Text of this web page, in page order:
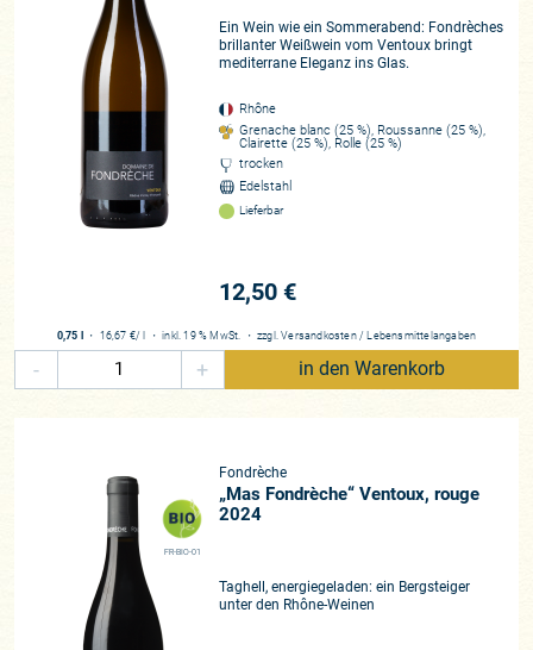
Ein Wein wie ein Sommerabend: Fondrèches
brillanter Weißwein vom Ventoux bringt
mediterrane Eleganz ins Glas.
Rhône
Grenache blanc (25 %), Roussanne (25 %),
Clairette (25 %), Rolle (25 %)
trocken
Edelstahl
Lieferbar
12,50 €
0,75 l ・ 16,67 €/ l ・inkl. 19 % MwSt. ・ zzgl.Versandkosten / Lebensmittelangaben
- + in den Warenkorb
FR-BIO-01
Fondrèche
„Mas Fondrèche“ Ventoux, rouge
2024
Taghell, energiegeladen: ein Bergsteiger
unter den Rhône-Weinen